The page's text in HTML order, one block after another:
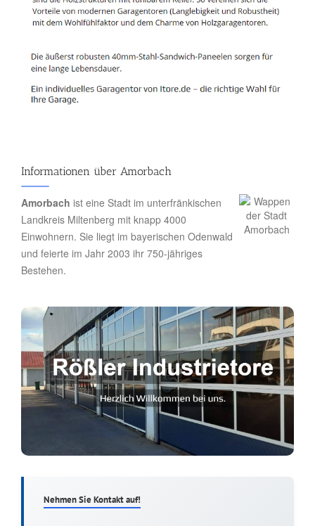
Informationen über Amorbach
Amorbach ist eine Stadt im unterfränkischen
Landkreis Miltenberg mit knapp 4000
Einwohnern. Sie liegt im bayerischen Odenwald
und feierte im Jahr 2003 ihr 750-jähriges
Bestehen.
Nehmen Sie Kontakt auf!